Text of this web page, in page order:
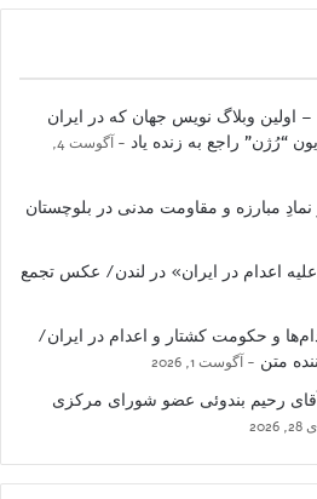
اولین وبلاگ نویس جهان که در ایران
“رُژن” راجع به زنده یاد
آگوست 4,
نمادِ مبارزه و مقاومت مدنی در بلوچستان
اعدام در ایران» در لندن/ عکس تجمع
و حکومت کشتار و اعدام در ایران/
متن
آگوست 1, 2026
آقای رحیم بندوئی عضو شورای مرکزی